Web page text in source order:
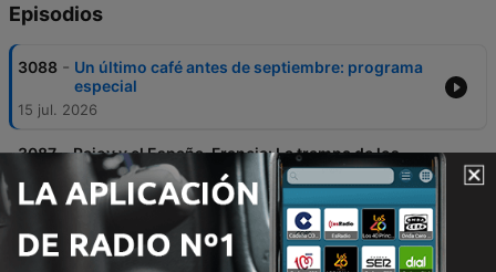
Episodios
3088 - Un último café antes de septiembre: programa
especial
15 jul. 2026
3087 - Rajoy y el España-Francia: La trampa de los
«franceses de verdad»
14 jul. 2026
3086
Incendio de Almería: ¿Qué ocurrió antes de que
empezara el fuego?